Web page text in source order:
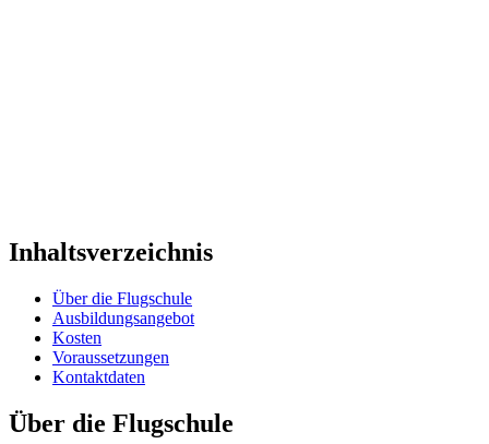
Inhaltsverzeichnis
Über die Flugschule
Ausbildungsangebot
Kosten
Voraussetzungen
Kontaktdaten
Über die Flugschule